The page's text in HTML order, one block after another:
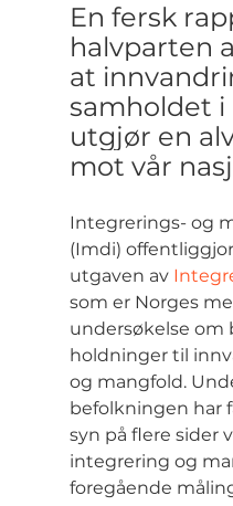
En fersk
halvparten
at
samholdet i
utgjør en
mot vår
Integrerings- og
(Imdi)
utgaven av
som er Norges
undersøkelse om
holdninger til
og mangfold.
befolkningen har
syn på flere sider
integrering og
foregående